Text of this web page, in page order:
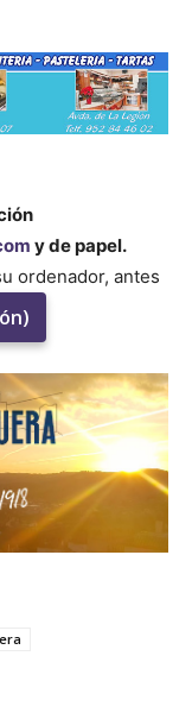
y de papel.
ordenador, antes